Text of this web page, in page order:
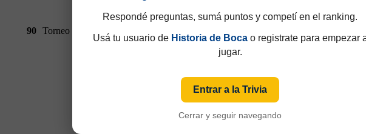
90 Torneo Nacional 1982
Respondé preguntas, sumá puntos y competí en el ranking.
Usá tu usuario de Historia de Bocao registrate para empezar
jugar.
Entrar a la Trivia
Cerrar y seguir navegando